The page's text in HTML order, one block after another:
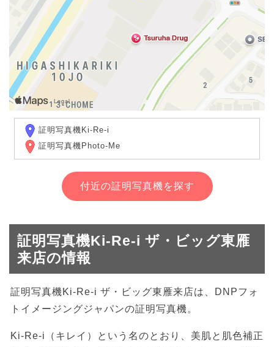
証明写真機Ki-Re-i
証明写真機Photo-Me
付近の証明写真機を探す
証明写真機Ki-Re-i ザ・ビッグ東雁
来店の情報
証明写真機Ki-Re-i ザ・ビッグ東雁来店は、DNPフォ
トイメージングジャパンの証明写真機。
Ki-Re-i（キレイ）という名のとおり、美肌と肌色補正